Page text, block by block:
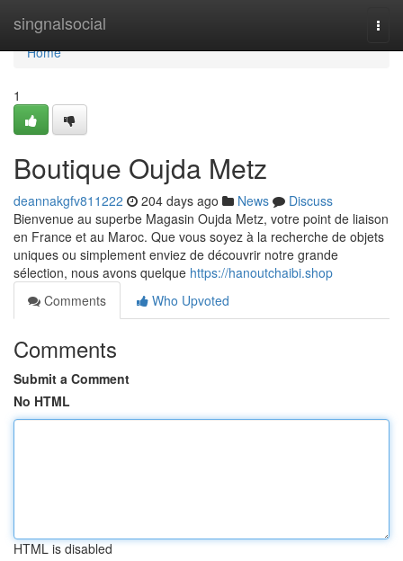
singnalsocial
Home
Home
1
Boutique Oujda Metz
deannakgfv811222 204 days ago News
Discuss
Bienvenue au superbe Magasin Oujda Metz, votre point de liaison
en France et au Maroc. Que vous soyez à la recherche de objets
uniques ou simplement enviez de découvrir notre grande
sélection, nous avons quelque https://hanoutchaibi.shop
Comments
Who Upvoted
Comments
Submit a Comment
No HTML
HTML is disabled